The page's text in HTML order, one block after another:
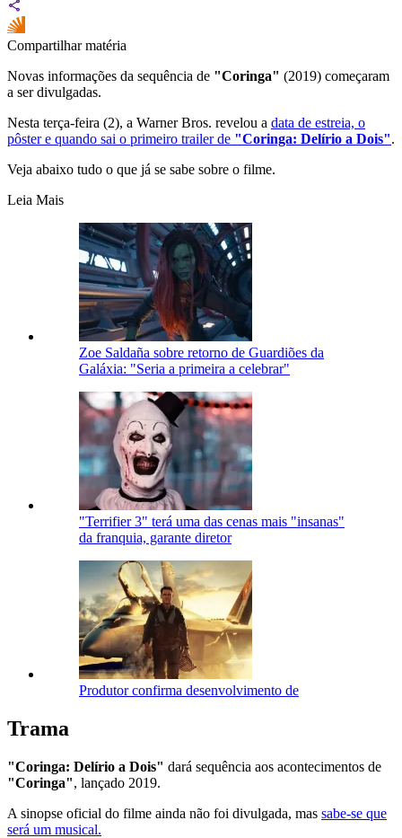
Compartilhar matéria
Novas informações da sequência de "Coringa" (2019) começaram
a ser divulgadas.
Nesta terça-feira (2), a Warner Bros. revelou a data de estreia, o
pôster e quando sai o primeiro trailer de "Coringa: Delírio a Dois".
Veja abaixo tudo o que já se sabe sobre o filme.
Leia Mais
Zoe Saldaña sobre retorno de Guardiões da
Galáxia: "Seria a primeira a celebrar"
"Terrifier 3" terá uma das cenas mais "insanas"
da franquia, garante diretor
Produtor confirma desenvolvimento de
Trama
"Coringa: Delírio a Dois" dará sequência aos acontecimentos de
"Coringa", lançado 2019.
A sinopse oficial do filme ainda não foi divulgada, mas sabe-se que
será um musical.